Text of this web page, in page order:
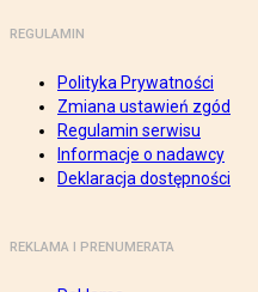
REGULAMIN
Polityka Prywatności
Zmiana ustawień zgód
Regulamin serwisu
Informacje o nadawcy
Deklaracja dostępności
REKLAMA I PRENUMERATA